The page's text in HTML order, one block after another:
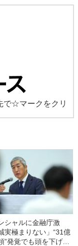
で☆マークをクリ
シャルに金融庁激
実極まりない」“31億
”発覚でも頭を下げる